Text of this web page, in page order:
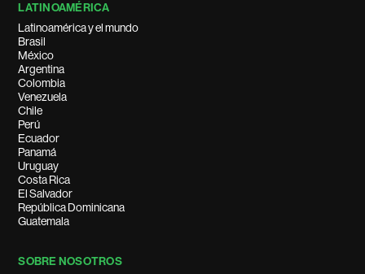
LATINOAMÉRICA
Latinoamérica y el mundo
Brasil
México
Argentina
Colombia
Venezuela
Chile
Perú
Ecuador
Panamá
Uruguay
Costa Rica
El Salvador
República Dominicana
Guatemala
SOBRE NOSOTROS